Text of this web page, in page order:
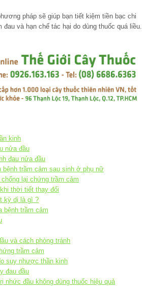
pháp sẽ giúp bạn tiết kiệm tiền bạc chi
và hạn chế tác hại do dùng thuốc quá liều.
kinh
nửa đầu
đau nửa đầu
bệnh trầm cảm sau sinh ở phụ nữ
lại chứng trầm cảm
thời tiết thay đổi
kỳ dị là gì ?
bệnh trầm cảm
và cách phòng tránh
trầm cảm
suy nhược thần kinh
đau đầu
nhức đầu không dùng thuốc hiệu quả